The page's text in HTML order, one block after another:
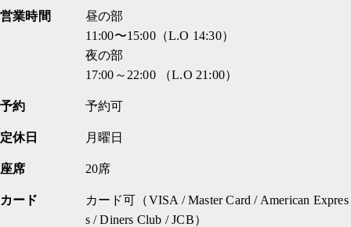
営業時間
昼の部
11:00〜15:00（L.O 14:30）
夜の部
17:00～22:00 （L.O 21:00）
予約 予約可
定休日 月曜日
座席 20席
カード
カード可（VISA / Master Card / American Expres
s / Diners Club / JCB）